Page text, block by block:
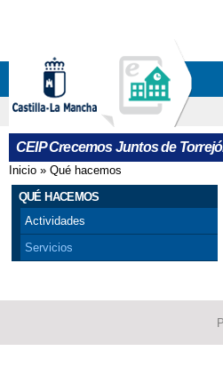
CEIP Crecemos Juntos de
Se encuentra usted
Inicio » Qué hacemos
QUÉ HACEMOS
Actividades
Servicios